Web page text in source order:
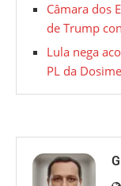
Câmara dos
de Trump
Lula nega
PL da